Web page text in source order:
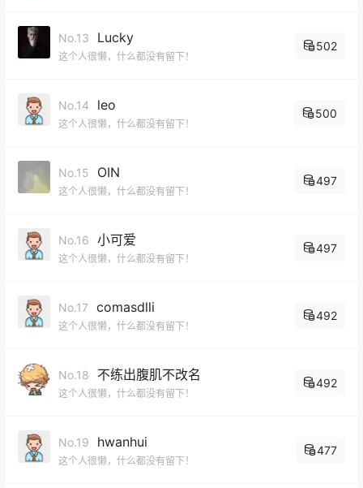
No.13 Lucky
这个人很懒，什么都没有留下！
502
No.14 leo
这个人很懒，什么都没有留下！
500
No.15 OIN
这个人很懒，什么都没有留下！
497
No.16 小可爱
这个人很懒，什么都没有留下！
497
No.17 comasdlli
这个人很懒，什么都没有留下！
492
No.18 不练出腹肌不改名
这个人很懒，什么都没有留下！
492
No.19 hwanhui
这个人很懒，什么都没有留下！
477